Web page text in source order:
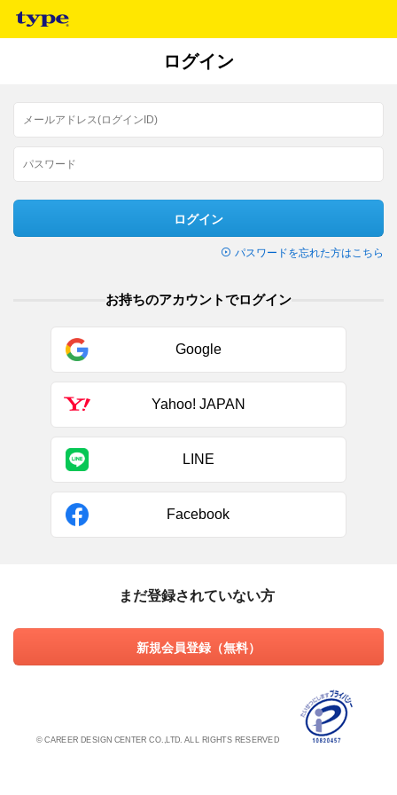
ログイン
ログイン
パスワードを忘れた方はこちら
お持ちのアカウントでログイン
Google
Yahoo! JAPAN
LINE
Facebook
まだ登録されていない方
新規会員登録（無料）
© CAREER DESIGN CENTER CO.,LTD. ALL RIGHTS RESERVED